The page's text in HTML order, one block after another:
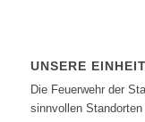
UNSERE
Die Feuerwehr der
sinnvollen